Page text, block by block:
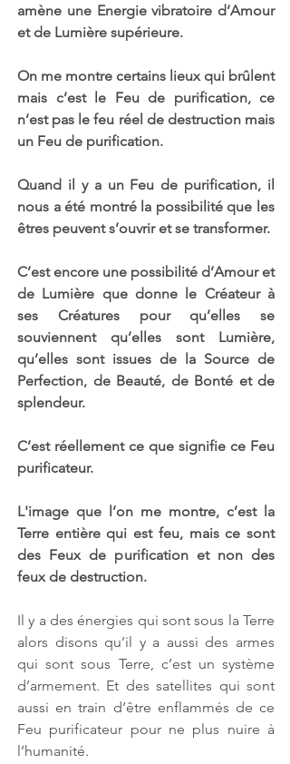
amène une Energie vibratoire d’Amour
et de Lumière supérieure.
On me montre certains lieux qui brûlent
mais c’est le Feu de purification, ce
n’est pas le feu réel de destruction mais
un Feu de purification.
Quand il y a un Feu de purification, il
nous a été montré la possibilité que les
êtres peuvent s’ouvrir et se transformer.
C’est encore une possibilité d’Amour et
de Lumière que donne le Créateur à
ses Créatures pour qu’elles se
souviennent qu’elles sont Lumière,
qu’elles sont issues de la Source de
Perfection, de Beauté, de Bonté et de
splendeur.
C’est réellement ce que signifie ce Feu
purificateur.
L'image que l’on me montre, c’est la
Terre entière qui est feu, mais ce sont
des Feux de purification et non des
feux de destruction.
Il y a des énergies qui sont sous la Terre
alors disons qu’il y a aussi des armes
qui sont sous Terre, c’est un système
d’armement. Et des satellites qui sont
aussi en train d’être enflammés de ce
Feu purificateur pour ne plus nuire à
l’humanité.